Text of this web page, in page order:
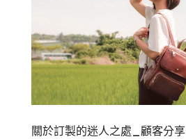
關於訂製的迷人之處_顧客分享